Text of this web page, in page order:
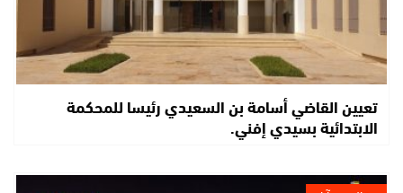
تعيين القاضي أسامة بن السعيدي رئيسا للمحكمة
الابتدائية بسيدي إفني.